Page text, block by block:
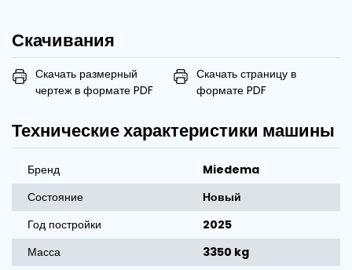
Скачивания
Скачать размерный
чертеж в формате PDF
Скачать страницу в
формате PDF
Технические характеристики машины
Бренд
Miedema
Состояние
Новый
Год постройки
2025
Масса
3350 kg